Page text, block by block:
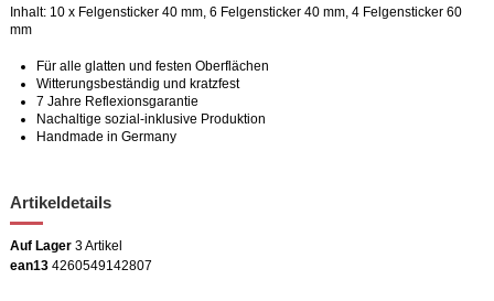
Inhalt: 10 x Felgensticker 40 mm, 6 Felgensticker 40 mm, 4 Felgensticker 60
mm
Für alle glatten und festen Oberflächen
Witterungsbeständig und kratzfest
7 Jahre Reflexionsgarantie
Nachaltige sozial-inklusive Produktion
Handmade in Germany
Artikeldetails
Auf Lager 3 Artikel
ean13 4260549142807